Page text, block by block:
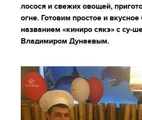
лосося и свежих овощей,
огне. Готовим простое и
названием «киниро сякэ» с су-
Владимиром Дунаевым.